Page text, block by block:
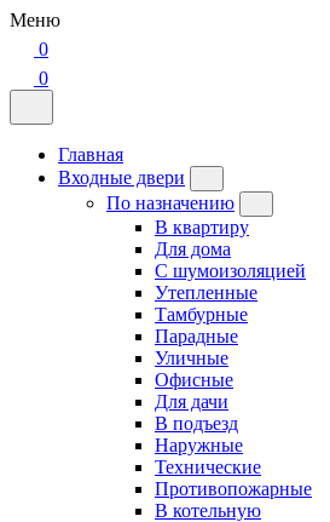
Меню
0
0
Главная
Входные двери
По назначению
В квартиру
Для дома
С шумоизоляцией
Утепленные
Тамбурные
Парадные
Уличные
Офисные
Для дачи
В подъезд
Наружные
Технические
Противопожарные
В котельную